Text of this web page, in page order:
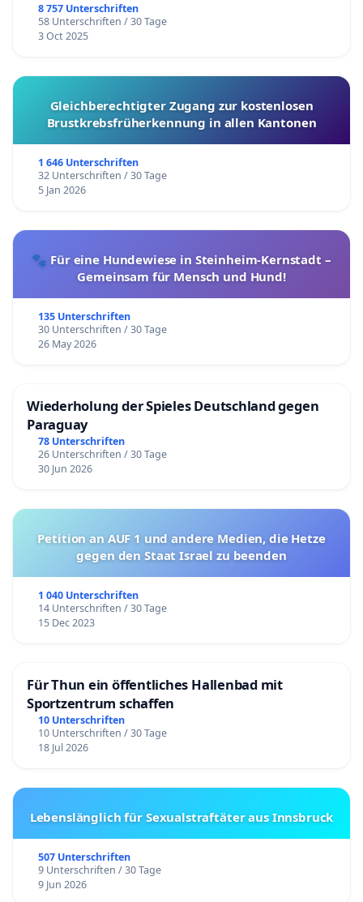
8 757 Unterschriften
58 Unterschriften / 30 Tage
3 Oct 2025
Gleichberechtigter Zugang zur kostenlosen
Brustkrebsfrüherkennung in allen Kantonen
1 646 Unterschriften
32 Unterschriften / 30 Tage
5 Jan 2026
🐾 Für eine Hundewiese in Steinheim-Kernstadt –
Gemeinsam für Mensch und Hund!
135 Unterschriften
30 Unterschriften / 30 Tage
26 May 2026
Wiederholung der Spieles Deutschland gegen
Paraguay
78 Unterschriften
26 Unterschriften / 30 Tage
30 Jun 2026
Petition an AUF 1 und andere Medien, die Hetze
gegen den Staat Israel zu beenden
1 040 Unterschriften
14 Unterschriften / 30 Tage
15 Dec 2023
Für Thun ein öffentliches Hallenbad mit
Sportzentrum schaffen
10 Unterschriften
10 Unterschriften / 30 Tage
18 Jul 2026
Lebenslänglich für Sexualstraftäter aus Innsbruck
507 Unterschriften
9 Unterschriften / 30 Tage
9 Jun 2026